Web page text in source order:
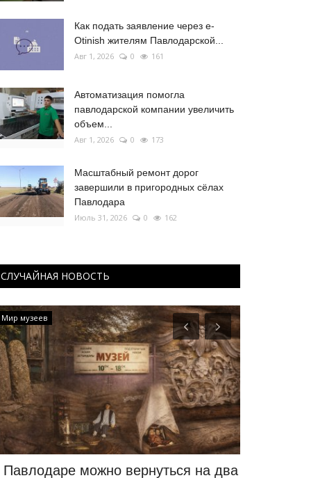
Как подать заявление через e-
Otinish жителям Павлодарской...
Авг 1, 2026 0 161
Автоматизация помогла
павлодарской компании увеличить
объем...
Авг 1, 2026 0 173
Масштабный ремонт дорог
завершили в пригородных сёлах
Павлодара
Июль 31, 2026 0 162
СЛУЧАЙНАЯ НОВОСТЬ
Мир музеев
Павлодаре можно вернуться на два